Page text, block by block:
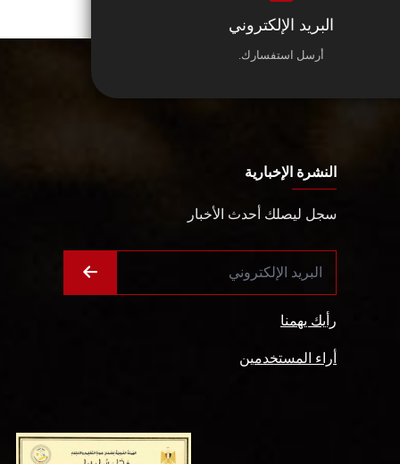
البريد الإلكتروني
أرسل استفسارك.
النشرة الإخبارية
سجل ليصلك أحدث الأخبار
رأيك يهمنا
أراء المستخدمين